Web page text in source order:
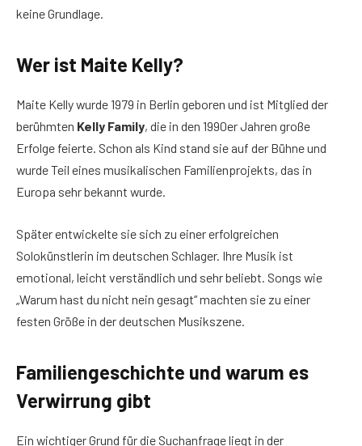
keine Grundlage.
Wer ist Maite Kelly?
Maite Kelly wurde 1979 in Berlin geboren und ist Mitglied der
berühmten Kelly Family, die in den 1990er Jahren große
Erfolge feierte. Schon als Kind stand sie auf der Bühne und
wurde Teil eines musikalischen Familienprojekts, das in
Europa sehr bekannt wurde.
Später entwickelte sie sich zu einer erfolgreichen
Solokünstlerin im deutschen Schlager. Ihre Musik ist
emotional, leicht verständlich und sehr beliebt. Songs wie
„Warum hast du nicht nein gesagt“ machten sie zu einer
festen Größe in der deutschen Musikszene.
Familiengeschichte und warum es
Verwirrung gibt
Ein wichtiger Grund für die Suchanfrage liegt in der